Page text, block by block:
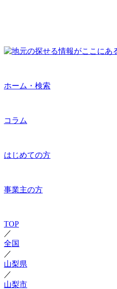
ホーム・検索
コラム
はじめての方
事業主の方
TOP
／
全国
／
山梨県
／
山梨市